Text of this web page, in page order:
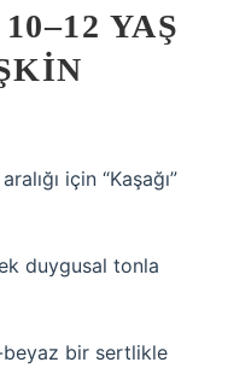
YAŞ
için “Kaşağı”
duygusal tonla
bir sertlikle